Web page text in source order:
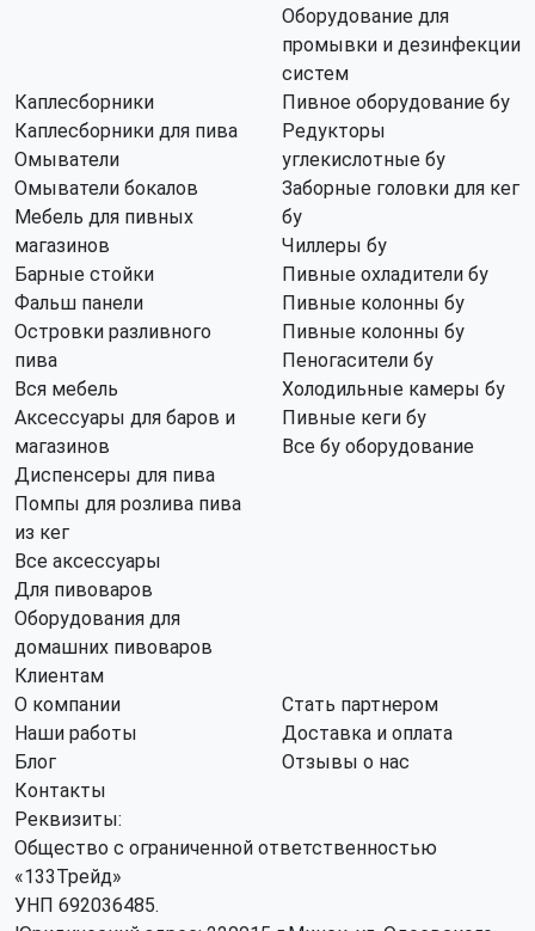
Оборудование для
промывки и дезинфекции
систем
Каплесборники
Каплесборники для пива
Омыватели
Омыватели бокалов
Мебель для пивных
магазинов
Барные стойки
Фальш панели
Островки разливного
пива
Вся мебель
Аксессуары для баров и
магазинов
Диспенсеры для пива
Помпы для розлива пива
из кег
Все аксессуары
Для пивоваров
Оборудования для
домашних пивоваров
Пивное оборудование бу
Редукторы
углекислотные бу
Заборные головки для кег
бу
Чиллеры бу
Пивные охладители бу
Пивные колонны бу
Пивные колонны бу
Пеногасители бу
Холодильные камеры бу
Пивные кеги бу
Все бу оборудование
Клиентам
О компании
Стать партнером
Наши работы
Доставка и оплата
Блог
Отзывы о нас
Контакты
Реквизиты:
Общество с ограниченной ответственностью
«133Трейд»
УНП 692036485​.